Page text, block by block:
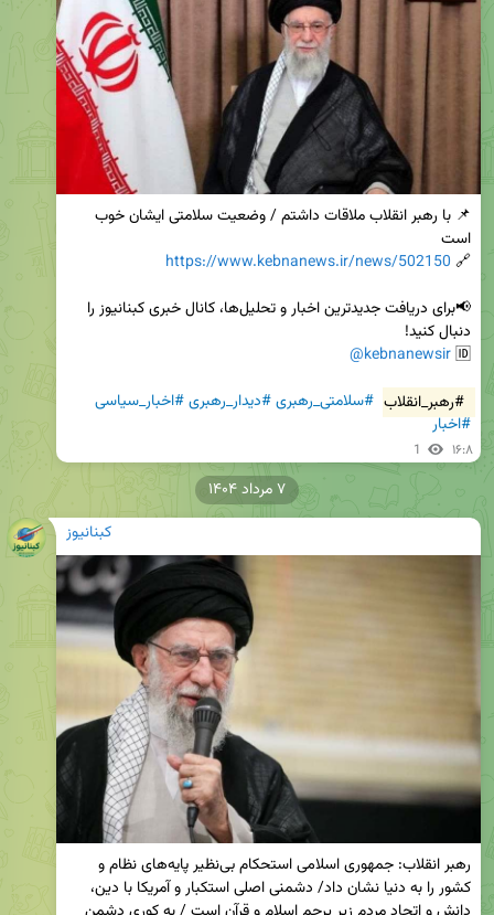
🔗
https://www.kebnanews.ir/news/502150
🆔
@kebnanewsir
#رهبر_انقلاب #سلامتی_رهبری#دیدار_رهبری#اخبار_سیاسی
#اخبار
1 ۱۶:۸
کبنانیوز
۷ مرداد ۱۴۰۴